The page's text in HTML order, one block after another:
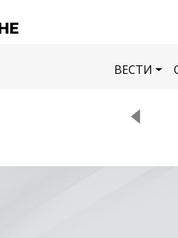
ВЕСТИ